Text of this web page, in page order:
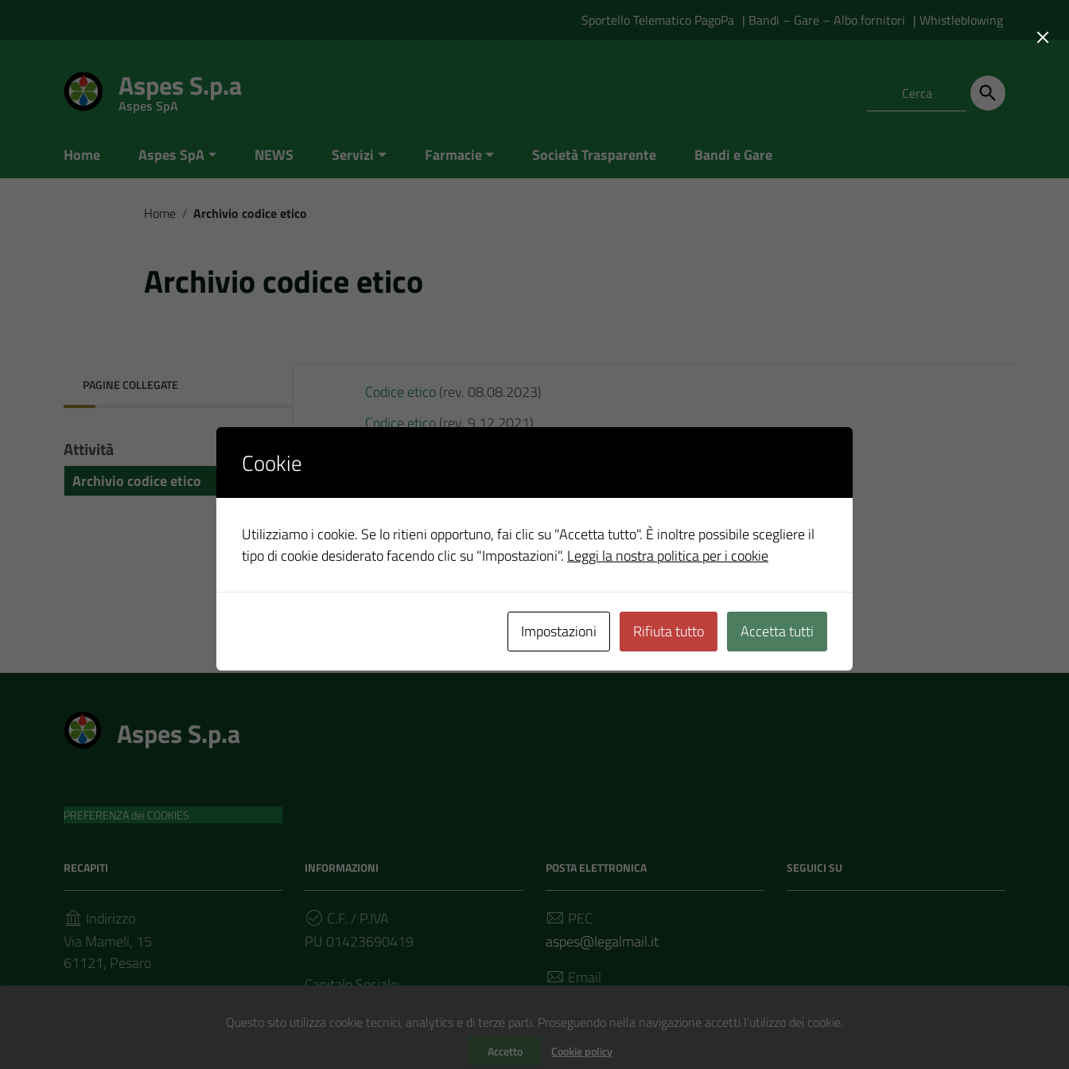
Questo sito utilizza cookie tecnici, analytics e di terze parti. Proseguendo nella navigazione accetti l’utilizzo dei cookie.
Accetto Cookie policy
Sportello Telematico PagoPa | Bandi – Gare – Albo fornitori | Whistleblowing
Aspes S.p.a
Aspes SpA
Home Aspes SpA NEWS Servizi Farmacie Società Trasparente Bandi e Gare
Home / Archivio codice etico
Archivio codice etico
PAGINE COLLEGATE
Attività
Archivio codice etico
Codice etico(rev. 08.08.2023)
Codice etico(rev. 9.12.2021)
4 Novembre 2024, 13:43
Aspes S.p.a
PREFERENZA dei COOKIES
RECAPITI
Indirizzo
Via Mameli, 15
61121, Pesaro
INFORMAZIONI
C.F. / P.IVA
PU 01423690419
Capitale Sociale:
POSTA ELETTRONICA
PEC
aspes@legalmail.it
Email
SEGUICI SU
×
Cookie
Utilizziamo i cookie. Se lo ritieni opportuno, fai clic su "Accetta tutto". È inoltre possibile scegliere il
tipo di cookie desiderato facendo clic su "Impostazioni". Leggi la nostra politica per i cookie
Impostazioni Rifiuta tutto Accetta tutti